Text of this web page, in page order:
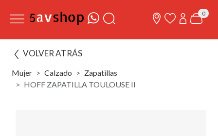
0
VOLVER ATRÁS
Mujer Calzado
Zapatillas
HOFF ZAPATILLA TOULOUSE II